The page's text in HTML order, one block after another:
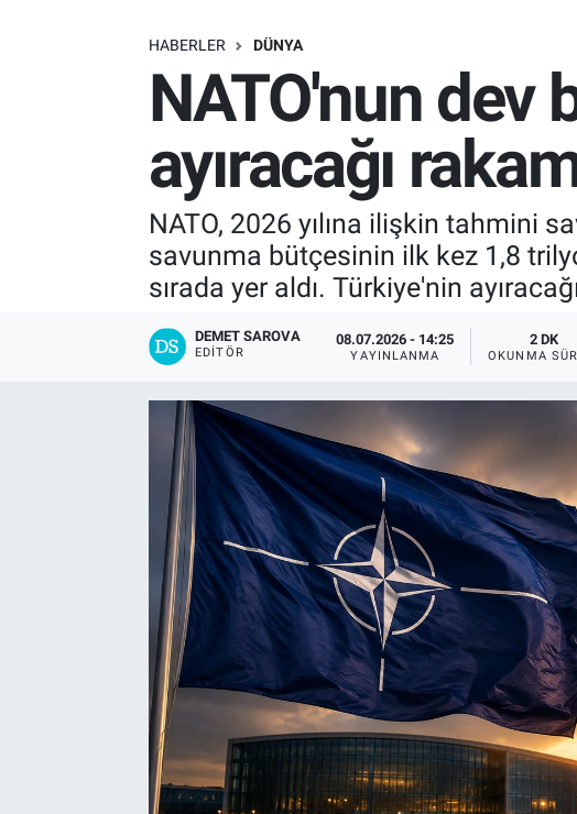
HABERLER DÜNYA
NATO'nun dev
ayıracağı
NATO, 2026 yılına ilişkin tahmini
savunma bütçesinin ilk kez 1,8
sırada yer aldı. Türkiye'nin
DEMET SAROVA
EDITÖR
08.07.2026 - 14:25
YAYINLANMA
2 DK
OKUNMA
ÖZEL HABER
RESMİ İLANLAR
İletişim/Künye
Gözden Kaçmasın
İletişim (Künye)